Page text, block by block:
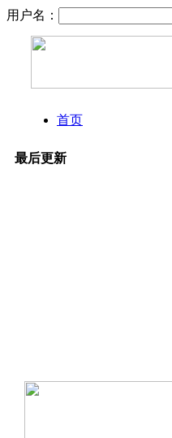
用户名：
首页
最后更新